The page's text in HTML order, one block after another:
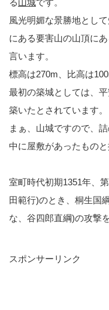
る山城です。
風光明媚な景勝地とし
にある要害山の山頂に
言います。
標高は270m、比高は
最初の築城としては、
築いたとされています。
まぁ、山城ですので、
中に屋敷があったものと
室町時代初期1351年、
田範行)のとき、桐生国
な、谷四郎直綱)の攻撃
スポンサーリンク